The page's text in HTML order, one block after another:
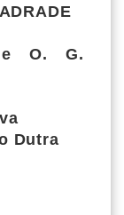
O. G.
Dutra